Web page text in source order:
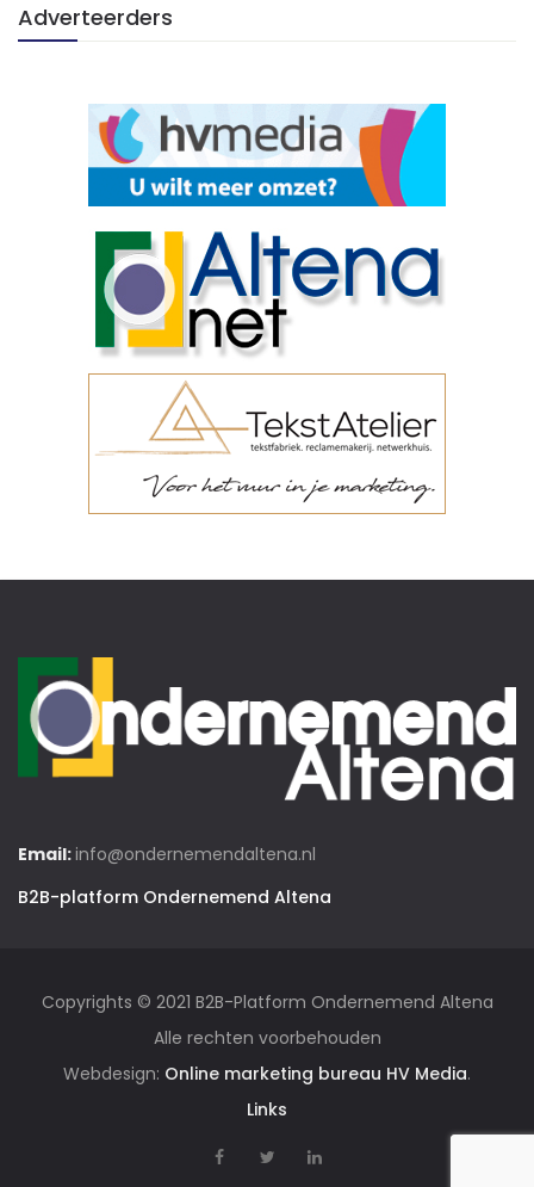
Adverteerders
Email:info@ondernemendaltena.nl
B2B-platform Ondernemend Altena
Copyrights © 2021 B2B-Platform Ondernemend Altena
Alle rechten voorbehouden
Webdesign: Online marketing bureau HV Media.
Links